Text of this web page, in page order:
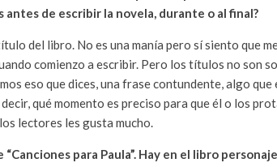
de escribir la novela, durante o al final?
del libro. No es una manía pero sí siento que
comienzo a escribir. Pero los títulos no son
eso que dices, una frase contundente, algo que
qué momento es preciso para que él o los
lectores les gusta mucho.
para Paula”. Hay en el libro